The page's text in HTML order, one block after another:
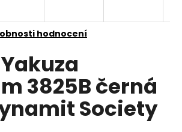
hodnocení
3825B černá
Society